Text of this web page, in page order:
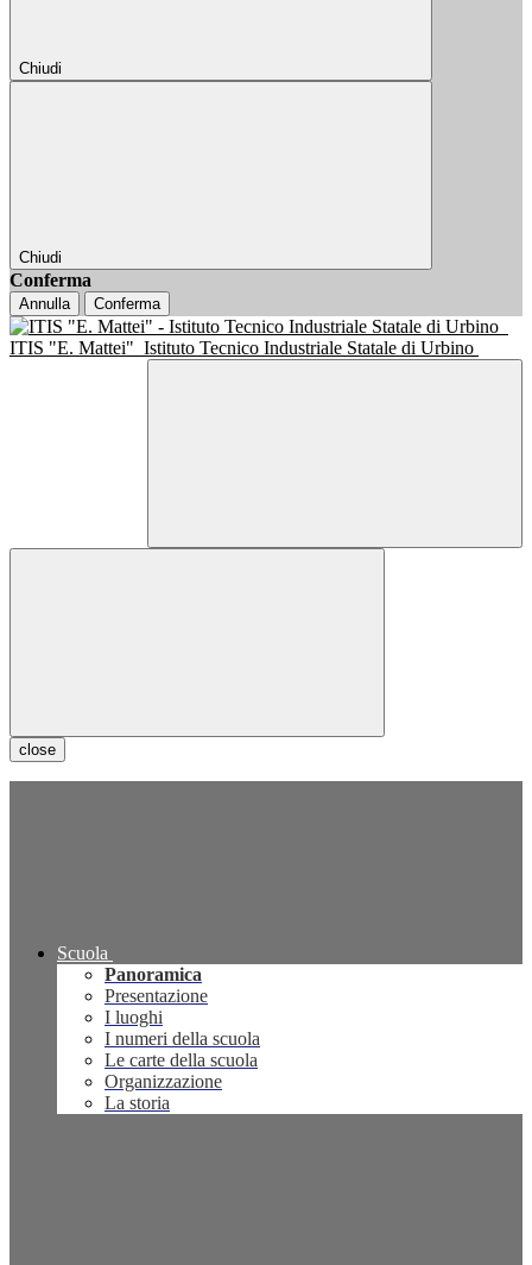
Chiudi
Chiudi
Conferma
Annulla Conferma
ITIS "E. Mattei" Istituto Tecnico Industriale Statale di Urbino
close
Scuola
Panoramica
Presentazione
I luoghi
I numeri della scuola
Le carte della scuola
Organizzazione
La storia